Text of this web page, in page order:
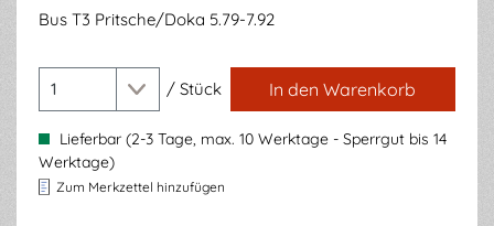
Bus T3 Pritsche/Doka 5.79-7.92
/ Stück In den Warenkorb
Lieferbar (2-3 Tage, max. 10 Werktage - Sperrgut bis 14
Werktage)
Zum Merkzettel hinzufügen